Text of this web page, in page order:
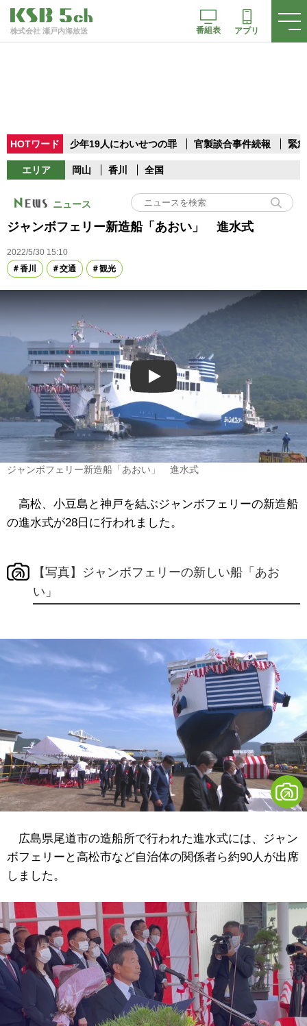
株式会社 瀬戸内海放送 番組表 アプリ
HOTワード 少年19人にわいせつの罪 官製談合事件続報 緊
エリア 岡山 香川 全国
ニュース
ジャンボフェリー新造船「あおい」 進水式
2022/5/30 15:10
香川
交通 観光
Play
ジャンボフェリー新造船「あおい」 進水式
高松、小豆島と神戸を結ぶジャンボフェリーの新造船
の進水式が28日に行われました。
【写真】ジャンボフェリーの新しい船「あお
い」
広島県尾道市の造船所で行われた進水式には、ジャン
ボフェリーと高松市など自治体の関係者ら約90人が出席
しました。